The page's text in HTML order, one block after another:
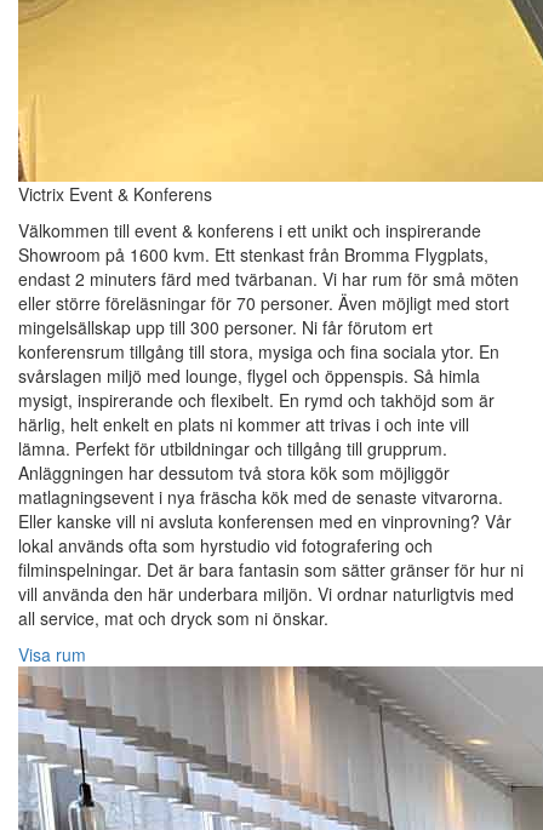
Victrix Event & Konferens
Välkommen till event & konferens i ett unikt och inspirerande
Showroom på 1600 kvm. Ett stenkast från Bromma Flygplats,
endast 2 minuters färd med tvärbanan. Vi har rum för små möten
eller större föreläsningar för 70 personer. Även möjligt med stort
mingelsällskap upp till 300 personer. Ni får förutom ert
konferensrum tillgång till stora, mysiga och fina sociala ytor. En
svårslagen miljö med lounge, flygel och öppenspis. Så himla
mysigt, inspirerande och flexibelt. En rymd och takhöjd som är
härlig, helt enkelt en plats ni kommer att trivas i och inte vill
lämna. Perfekt för utbildningar och tillgång till grupprum.
Anläggningen har dessutom två stora kök som möjliggör
matlagningsevent i nya fräscha kök med de senaste vitvarorna.
Eller kanske vill ni avsluta konferensen med en vinprovning? Vår
lokal används ofta som hyrstudio vid fotografering och
filminspelningar. Det är bara fantasin som sätter gränser för hur ni
vill använda den här underbara miljön. Vi ordnar naturligtvis med
all service, mat och dryck som ni önskar.
Visa rum